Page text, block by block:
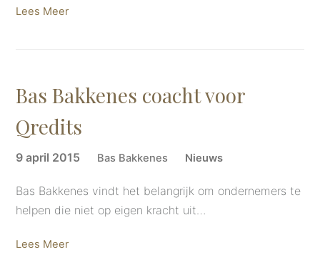
Lees Meer
Bas Bakkenes coacht voor
Qredits
9 april 2015 Bas Bakkenes Nieuws
Bas Bakkenes vindt het belangrijk om ondernemers te
helpen die niet op eigen kracht uit…
Lees Meer